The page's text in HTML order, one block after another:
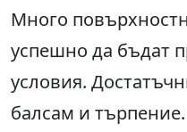
Много
успешно да бъдат
условия.
балсам и